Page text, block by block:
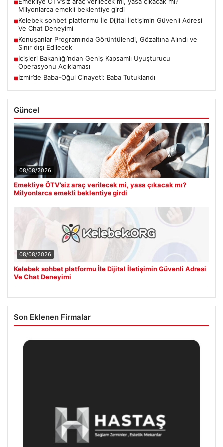
■
Milyonlarca emekli beklentiye girdi
■Kelebek sohbet platformu İle Dijital İletişimin Güvenli Adresi
Ve Chat Deneyimi
■Konuşanlar Programında Görüntülendi, Gözaltına Alındı ve
Sınır dışı Edilecek
■İçişleri Bakanlığı’ndan Geniş Kapsamlı Uyuşturucu
Operasyonu Açıklaması
■İzmir’de Baba-Oğul Cinayeti: Baba Tutuklandı
Güncel
08/08/2026
Emekliye ÖTV’siz araç verilecek mi, yasa çıkacak mı?
Milyonlarca emekli beklentiye girdi
08/08/2026
Kelebek sohbet platformu İle Dijital İletişimin Güvenli Adresi
Ve Chat Deneyimi
Son Eklenen Firmalar